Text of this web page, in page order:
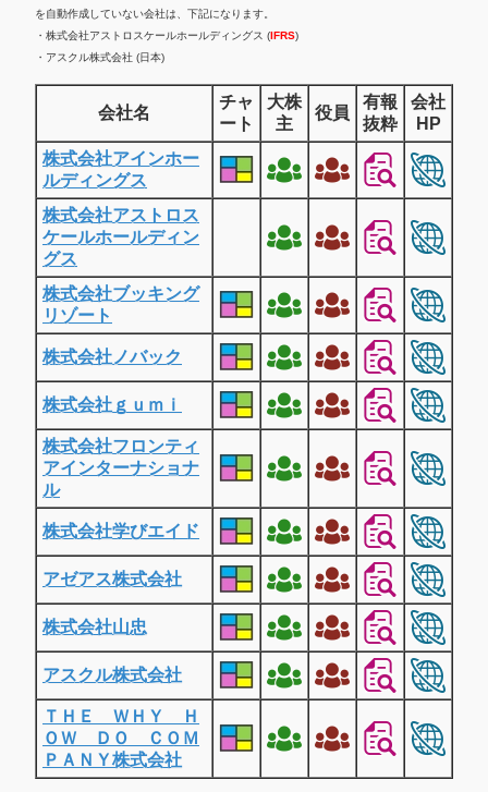
を自動作成していない会社は、下記になります。
・株式会社アストロスケールホールディングス (IFRS)
・アスクル株式会社 (日本)
会社名
チャ
ート
大株
主
役員
有報
抜粋
会社
HP
株式会社アインホー
ルディングス
株式会社アストロス
ケールホールディン
グス
株式会社ブッキング
リゾート
株式会社ノバック
株式会社ｇｕｍｉ
株式会社フロンティ
アインターナショナ
ル
株式会社学びエイド
アゼアス株式会社
株式会社山忠
アスクル株式会社
ＴＨＥ ＷＨＹ Ｈ
ＯＷ ＤＯ ＣＯＭ
ＰＡＮＹ株式会社